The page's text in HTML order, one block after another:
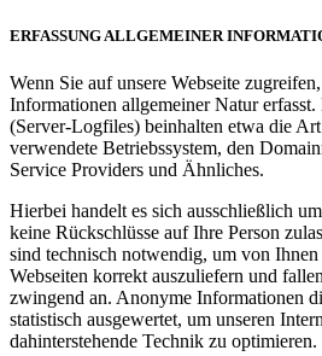
ERFASSUNG ALLGEMEINER
Wenn Sie auf unsere Webseite
Informationen allgemeiner Natur
(Server-Logfiles) beinhalten etwa die
verwendete Betriebssystem, den
Service Providers und Ähnliches.
Hierbei handelt es sich ausschließlich
keine Rückschlüsse auf Ihre Person
sind technisch notwendig, um von
Webseiten korrekt auszuliefern und
zwingend an. Anonyme Informationen
statistisch ausgewertet, um unseren
dahinterstehende Technik zu optimieren.